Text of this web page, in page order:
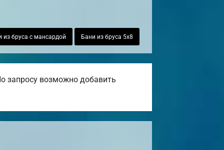
из бруса с мансардой Бани из бруса 5х8
запросу возможно добавить